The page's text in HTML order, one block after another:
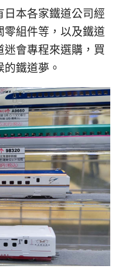
本各家鐵道公司經
組件等，以及鐵道
會專程來選購，買
鐵道夢。